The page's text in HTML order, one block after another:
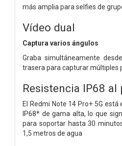
más amplia para selfies de
Vídeo dual
Captura varios ángulos
Graba simultáneamente
trasera para capturar múltiples
Resistencia IP68 al
El Redmi Note 14 Pro+ 5G
IP68* de gama alta, lo que
para soportar hasta 30
1,5 metros de agua